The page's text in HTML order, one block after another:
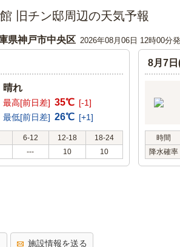
館 旧チン邸周辺の天気予報
県神戸市中央区 2026年08月06日 12時00分
晴れ
最高[前日差] 35℃ [-1]
最低[前日差] 26℃ [+1]
6-12 12-18
18-24
--- 10 10
8月7日
時間
降水確率
施設情報を送る